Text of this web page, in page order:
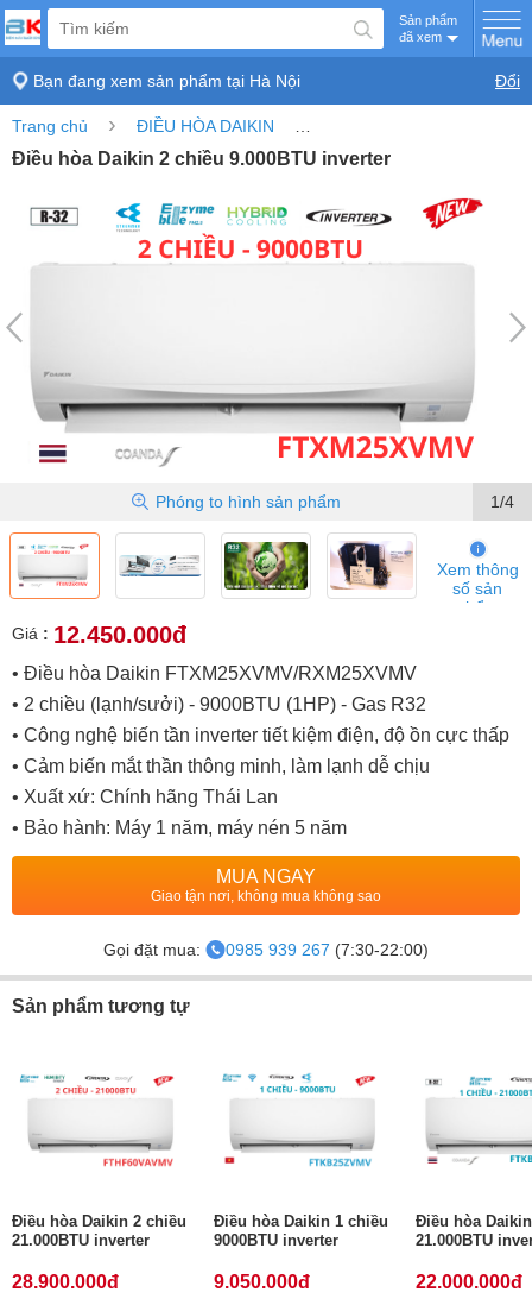
Sản phẩm
đã xem
Bạn đang xem sản phẩm tại Hà Nội Đổi
Trang chủ › ĐIỀU HÒA DAIKIN
Điều hòa Daikin 2 chiều 9.000BTU inverter
1/4
Phóng to hình sản phẩm
Xem thông
số sản
phẩm
Giá : 12.450.000đ
• Điều hòa Daikin FTXM25XVMV/RXM25XVMV
• 2 chiều (lạnh/sưởi) - 9000BTU (1HP) - Gas R32
• Công nghệ biến tần inverter tiết kiệm điện, độ ồn cực thấp
• Cảm biến mắt thần thông minh, làm lạnh dễ chịu
• Xuất xứ: Chính hãng Thái Lan
• Bảo hành: Máy 1 năm, máy nén 5 năm
MUA NGAY
Giao tận nơi, không mua không sao
Gọi đặt mua: 0985 939 267 (7:30-22:00)
Sản phẩm tương tự
Điều hòa Daikin 2 chiều
21.000BTU inverter
28.900.000đ
Điều hòa Daikin 1 chiều
9000BTU inverter
9.050.000đ
Điều hòa
21.000BTU
22.000.000đ